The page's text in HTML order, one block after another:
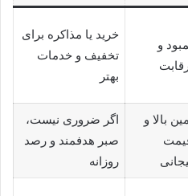
و
خرید یا مذاکره برای
تخفیف و خدمات
بهتر
بالا و
اگر ضروری نیست،
صبر هدفمند و رصد
روزانه